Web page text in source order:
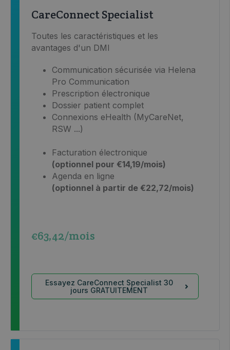
CareConnect Specialist
Toutes les caractéristiques et les
avantages d'un DMI
Communication sécurisée via Helena
Pro Communication
Prescription électronique
Dossier patient complet
Connexions eHealth (MyCareNet,
RSW ...)
Facturation électronique
(optionnel pour €14,19/mois)
Agenda en ligne
(optionnel à partir de €22,72/mois)
€63,42/mois
Essayez CareConnect Specialist 30
jours GRATUITEMENT